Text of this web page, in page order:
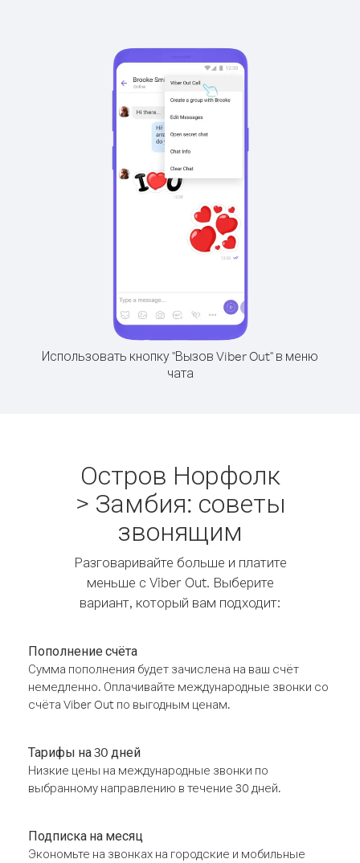
Использовать кнопку "Вызов Viber Out" в меню
чата
Остров Норфолк
> Замбия: советы
звонящим
Разговаривайте больше и платите
меньше с Viber Out. Выберите
вариант, который вам подходит:
Пополнение счёта
Сумма пополнения будет зачислена на ваш счёт
немедленно. Оплачивайте международные звонки со
счёта Viber Out по выгодным ценам.
Тарифы на 30 дней
Низкие цены на международные звонки по
выбранному направлению в течение 30 дней.
Подписка на месяц
Экономьте на звонках на городские и мобильные